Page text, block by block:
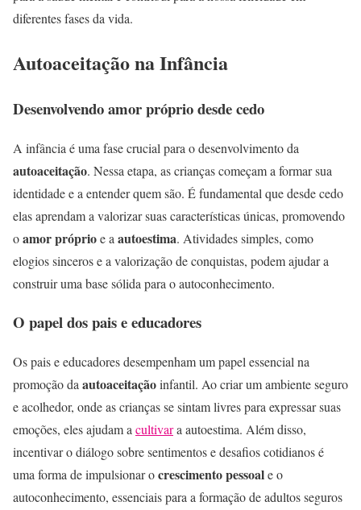
diferentes fases da vida.
Autoaceitação na Infância
Desenvolvendo amor próprio desde cedo
A infância é uma fase crucial para o desenvolvimento da
autoaceitação. Nessa etapa, as crianças começam a formar sua
identidade e a entender quem são. É fundamental que desde cedo
elas aprendam a valorizar suas características únicas, promovendo
oamor próprioe a autoestima. Atividades simples, como
elogios sinceros e a valorização de conquistas, podem ajudar a
construir uma base sólida para o autoconhecimento.
O papel dos pais e educadores
Os pais e educadores desempenham um papel essencial na
promoção da autoaceitaçãoinfantil. Ao criar um ambiente seguro
e acolhedor, onde as crianças se sintam livres para expressar suas
emoções, eles ajudam a cultivara autoestima. Além disso,
incentivar o diálogo sobre sentimentos e desafios cotidianos é
uma forma de impulsionar ocrescimento pessoale o
autoconhecimento, essenciais para a formação de adultos seguros